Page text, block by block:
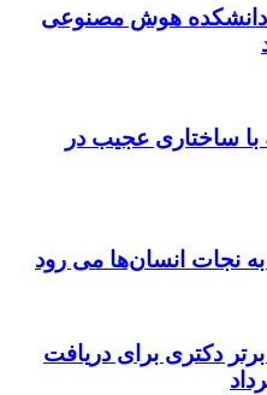
دانشکده هوش مصنوعی
ساختاری عجیب در
به نجات انسان‌ها می رود
دکتری‌ برای دریافت